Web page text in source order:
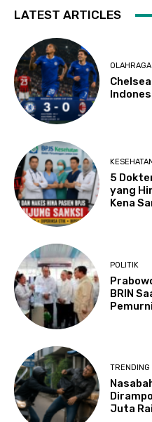
LATEST ARTICLES
OLAHRAGA
KESEHATAN
5
yang
Kena
POLITIK
BRIN
TRENDING
Juta